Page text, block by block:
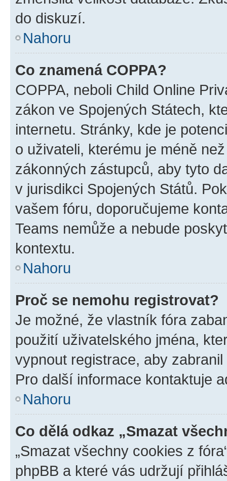
do diskuzí.
Nahoru
Co znamená COPPA?
COPPA, neboli Child Online
zákon ve Spojených Státech,
internetu. Stránky, kde je
o uživateli, kterému je méně
zákonných zástupců, aby tyto
v jurisdikci Spojených Států.
vašem fóru, doporučujeme
Teams nemůže a nebude
kontextu.
Nahoru
Proč se nemohu registrovat?
Je možné, že vlastník fóra
použití uživatelského jména,
vypnout registrace, aby
Pro další informace kontaktuje
Nahoru
Co dělá odkaz „Smazat
„Smazat všechny cookies z
phpBB a které vás udržují